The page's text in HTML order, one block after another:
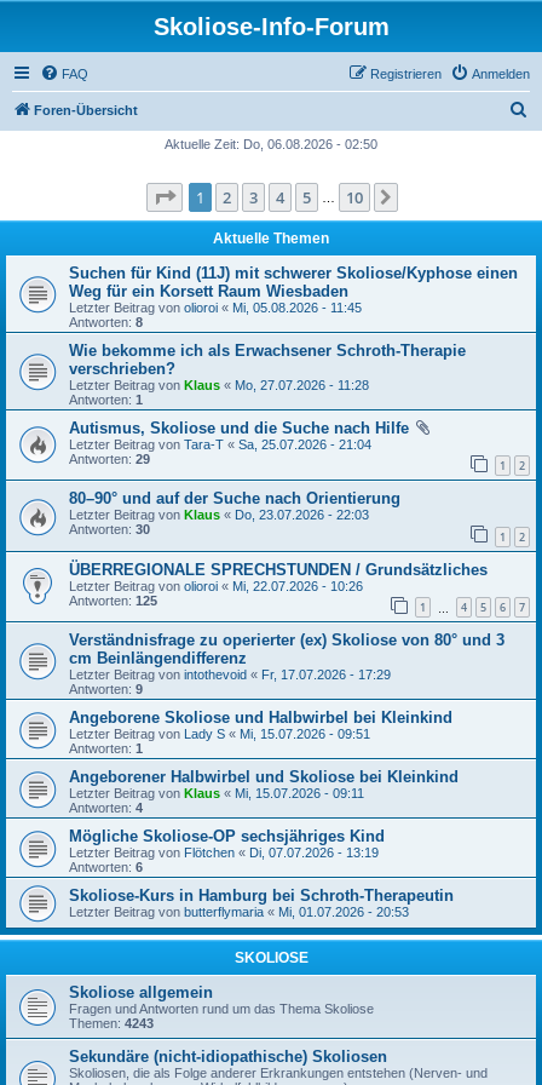
Skoliose-Info-Forum
FAQ Anmelden
Registrieren
Foren-Übersicht
e
Aktuelle Zeit: Do, 06.08.2026 - 02:50
Seite 1von 10
1 2 3 4 5 10
Aktuelle Themen
Suchen für Kind (11J) mit schwerer Skoliose/Kyphose einen
Weg für ein Korsett Raum Wiesbaden
Letzter Beitrag von olioroi « Mi, 05.08.2026 - 11:45
Antworten: 8
Wie bekomme ich als Erwachsener Schroth-Therapie
verschrieben?
Letzter Beitrag von Klaus « Mo, 27.07.2026 - 11:28
Antworten: 1
Autismus, Skoliose und die Suche nach Hilfe
Letzter Beitrag von Tara-T « Sa, 25.07.2026 - 21:04
Antworten: 29 1 2
80–90° und auf der Suche nach Orientierung
Letzter Beitrag von Klaus « Do, 23.07.2026 - 22:03
Antworten: 30 1 2
ÜBERREGIONALE SPRECHSTUNDEN / Grundsätzliches
Letzter Beitrag von olioroi « Mi, 22.07.2026 - 10:26
Antworten: 125 1 4 5 6 7
Verständnisfrage zu operierter (ex) Skoliose von 80° und 3
cm Beinlängendifferenz
Letzter Beitrag von intothevoid « Fr, 17.07.2026 - 17:29
Antworten: 9
Angeborene Skoliose und Halbwirbel bei Kleinkind
Letzter Beitrag von Lady S « Mi, 15.07.2026 - 09:51
Antworten: 1
Angeborener Halbwirbel und Skoliose bei Kleinkind
Letzter Beitrag von Klaus « Mi, 15.07.2026 - 09:11
Antworten: 4
Mögliche Skoliose-OP sechsjähriges Kind
Letzter Beitrag von Flötchen « Di, 07.07.2026 - 13:19
Antworten: 6
Skoliose-Kurs in Hamburg bei Schroth-Therapeutin
Letzter Beitrag von butterflymaria « Mi, 01.07.2026 - 20:53
SKOLIOSE
Skoliose allgemein
Fragen und Antworten rund um das Thema Skoliose
Themen: 4243
Sekundäre (nicht-idiopathische) Skoliosen
Skoliosen, die als Folge anderer Erkrankungen entstehen (Nerven- und